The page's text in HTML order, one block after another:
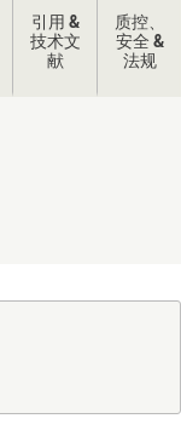
引用 &
技术文
献
质控、
安全 &
法规